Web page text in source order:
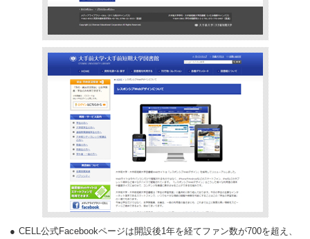
CELL公式Facebookページは開設後1年を経てファン数が700を超え、